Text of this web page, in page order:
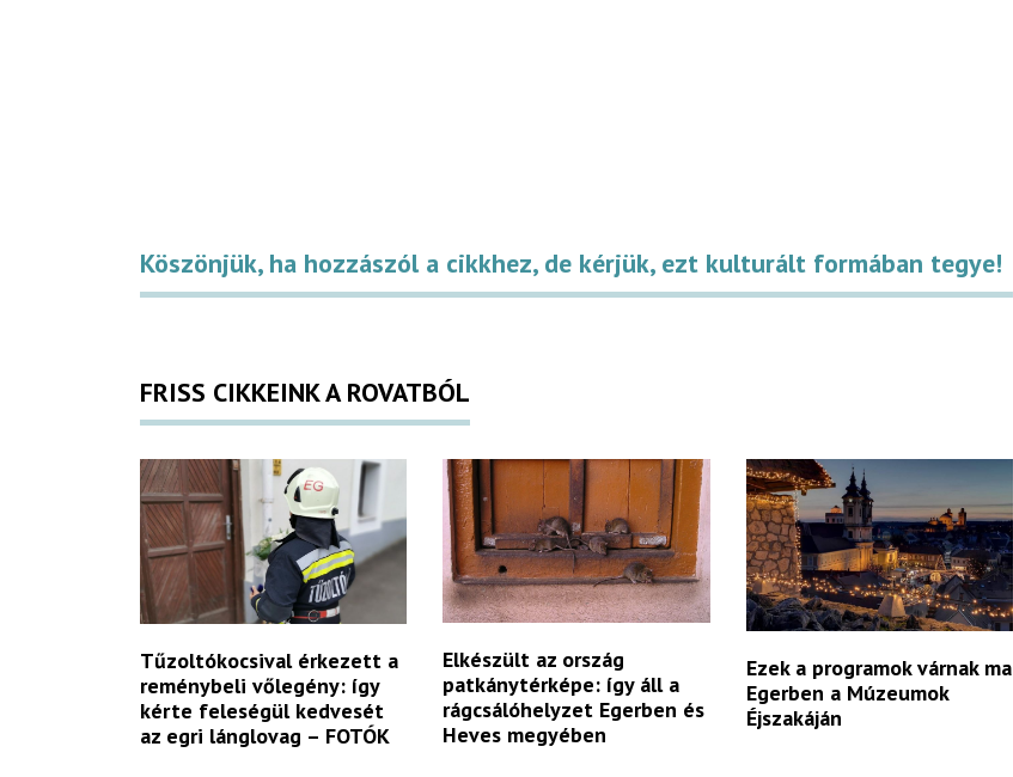
Köszönjük, ha hozzászól a cikkhez, de kérjük, ezt kulturált formában tegye!
FRISS CIKKEINK A ROVATBÓL
Tűzoltókocsival érkezett a
reménybeli vőlegény: így
kérte feleségül kedvesét
az egri lánglovag – FOTÓK
Elkészült az ország
patkánytérképe: így áll a
rágcsálóhelyzet Egerben és
Heves megyében
Ezek a programok várnak ma
Egerben a Múzeumok
Éjszakáján